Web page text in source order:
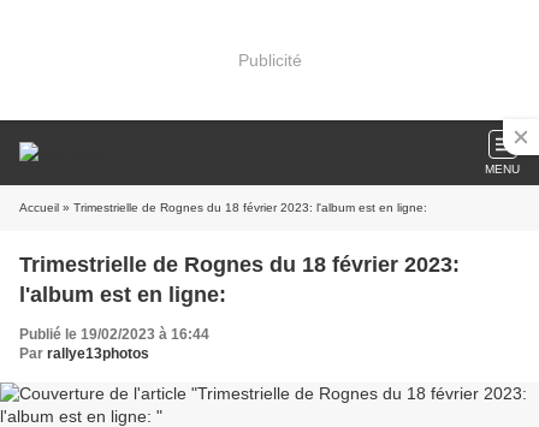
Publicité
MENU
Accueil » Trimestrielle de Rognes du 18 février 2023: l'album est en ligne:
Trimestrielle de Rognes du 18 février 2023:
l'album est en ligne:
Publié le 19/02/2023 à 16:44
Par rallye13photos